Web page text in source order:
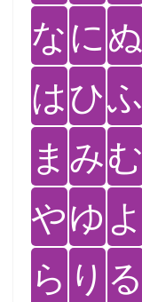
なにぬ
はひふ
ま みむ
やゆ よ
ら り る